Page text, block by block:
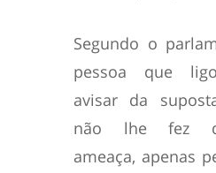
Segundo o
pessoa que
avisar da
não lhe fez
ameaça, apenas